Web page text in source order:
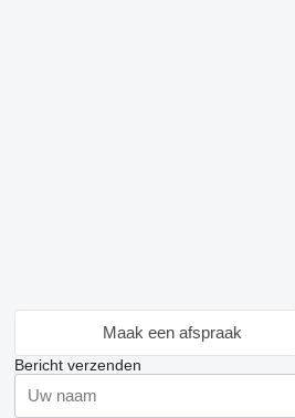
Maak een afspraak
Bericht verzenden